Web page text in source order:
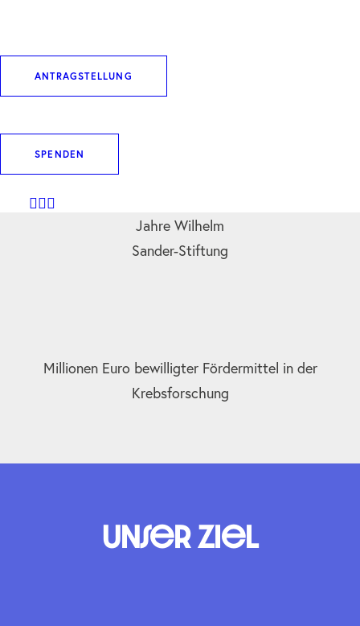
ANTRAGSTELLUNG
SPENDEN
geförderte Projekte
Jahre Wilhelm
Sander-Stiftung
Millionen Euro bewilligter Fördermittel in der
Krebsforschung
Unser Ziel